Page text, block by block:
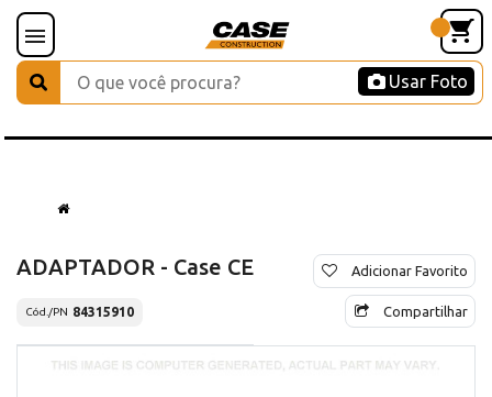
Usar Foto
ADAPTADOR - Case CE
Cód./PN 84315910
Adicionar Favorito
Compartilhar